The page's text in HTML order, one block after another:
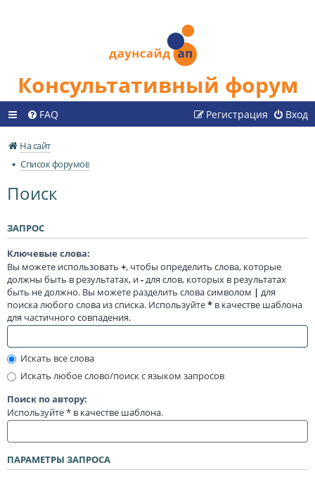
Консультативный форум
FAQ Вход
Регистрация
На сайт
Список форумов
Поиск
ЗАПРОС
Ключевые слова:
Вы можете использовать +, чтобы определить слова, которые
должны быть в результатах, и- для слов, которых в результатах
быть не должно. Вы можете разделить слова символом | для
поиска любого слова из списка. Используйте* в качестве шаблона
для частичного совпадения.
Искать все слова
Искать любое слово/поиск с языком запросов
Поиск по автору:
Используйте * в качестве шаблона.
ПАРАМЕТРЫ ЗАПРОСА